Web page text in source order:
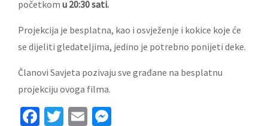
početkom u 20:30 sati.
Projekcija je besplatna, kao i osvježenje i kokice koje će
se dijeliti gledateljima, jedino je potrebno ponijeti deke.
Članovi Savjeta pozivaju sve građane na besplatnu
projekciju ovoga filma.
Facebook
Twitter
Email